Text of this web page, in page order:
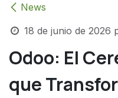
News
18 de junio de 2026
Odoo: El
que